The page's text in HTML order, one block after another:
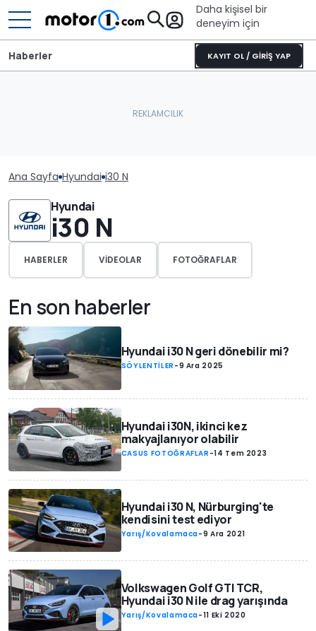
Daha kişisel bir
deneyim için
KAYIT OL / GİRİŞ YAP
Haberler
Ana Sayfa Hyundai i30 N
Hyundai
i30 N
HABERLER VIDEOLAR FOTOĞRAFLAR
En son haberler
Hyundai i30 N geri dönebilir mi?
SÖYLENTİLER -9 Ara 2025
Hyundai i30N, ikinci kez
makyajlanıyor olabilir
CASUS FOTOĞRAFLAR -14 Tem 2023
Hyundai i30 N, Nürburging'te
kendisini test ediyor
Yarış/Kovalamaca-9 Ara 2021
Volkswagen Golf GTI TCR,
Hyundai i30 N ile drag yarışında
Yarış/Kovalamaca-11 Eki 2020